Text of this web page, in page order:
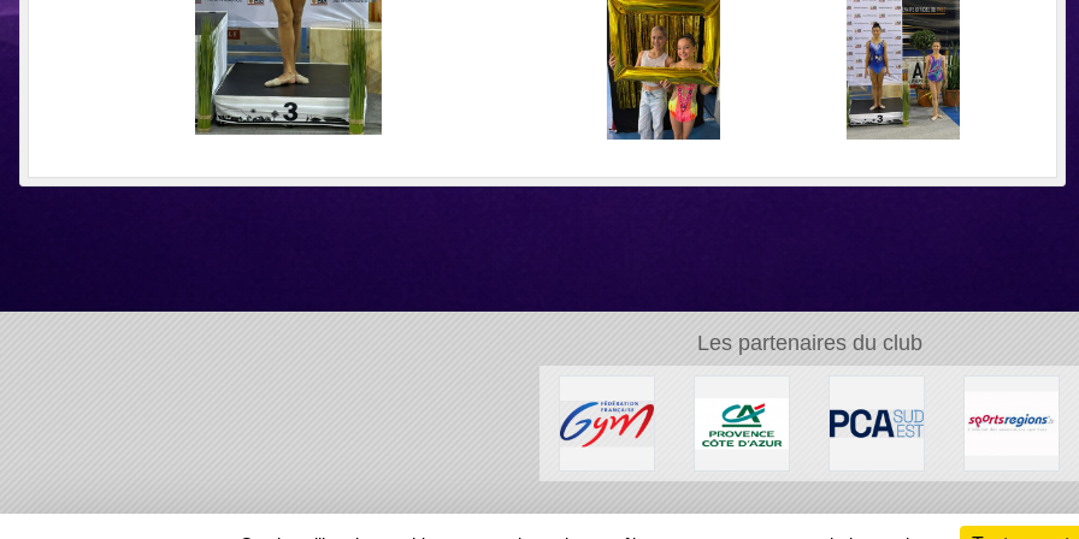
Les partenaires du club